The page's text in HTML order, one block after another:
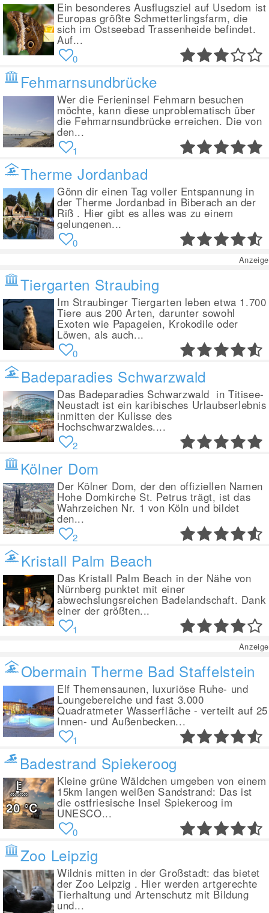
Ein besonderes Ausflugsziel auf Usedom ist
Europas größte Schmetterlingsfarm, die
sich im Ostseebad Trassenheide befindet.
Auf...
0
Fehmarnsundbrücke
Wer die Ferieninsel Fehmarn besuchen
möchte, kann diese unproblematisch über
die Fehmarnsundbrücke erreichen. Die von
den...
1
Therme Jordanbad
Gönn dir einen Tag voller Entspannung in
der Therme Jordanbad in Biberach an der
Riß . Hier gibt es alles was zu einem
gelungenen...
0
Anzeige
Tiergarten Straubing
Im Straubinger Tiergarten leben etwa 1.700
Tiere aus 200 Arten, darunter sowohl
Exoten wie Papageien, Krokodile oder
Löwen, als auch...
0
Badeparadies Schwarzwald
Das Badeparadies Schwarzwald in Titisee-
Neustadt ist ein karibisches Urlaubserlebnis
inmitten der Kulisse des
Hochschwarzwaldes....
2
Kölner Dom
Der Kölner Dom, der den offiziellen Namen
Hohe Domkirche St. Petrus trägt, ist das
Wahrzeichen Nr. 1 von Köln und bildet
den...
2
Kristall Palm Beach
Das Kristall Palm Beach in der Nähe von
Nürnberg punktet mit einer
abwechslungsreichen Badelandschaft. Dank
einer der größten...
1
Anzeige
Obermain Therme Bad Staffelstein
Elf Themensaunen, luxuriöse Ruhe- und
Loungebereiche und fast 3.000
Quadratmeter Wasserfläche - verteilt auf 25
Innen- und Außenbecken...
1
Badestrand Spiekeroog
Kleine grüne Wäldchen umgeben von einem
15km langen weißen Sandstrand: Das ist
die ostfriesische Insel Spiekeroog im
UNESCO...
20°C
0
Zoo Leipzig
Wildnis mitten in der Großstadt: das bietet
der Zoo Leipzig . Hier werden artgerechte
Tierhaltung und Artenschutz mit Bildung
und...